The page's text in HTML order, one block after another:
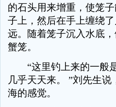
的石头用来增重，使笼
子上，然后在手上缠绕
远。随着笼子沉入水底
蟹笼。
“这里钓上来的一般是
几乎天天来。 ”刘先生
海的感觉。